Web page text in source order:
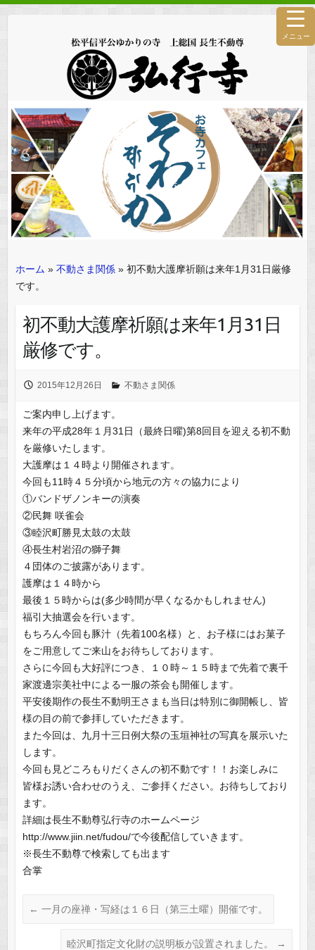
ホーム » 不動さま関係» 初不動大護摩祈願は来年1月31日厳修
です。
初不動大護摩祈願は来年1月31日
厳修です。
2015年12月26日 不動さま関係
ご案内申し上げます。
来年の平成28年１月31日（最終日曜)第8回目を迎える初不動
を厳修いたします。
大護摩は１４時より開催されます。
今回も11時４５分頃から地元の方々の協力により
①バンドザノンキーの演奏
②民舞 咲雀会
③睦沢町勝見太鼓の太鼓
④長生村岩沼の獅子舞
４団体のご披露があります。
護摩は１４時から
最後１５時からは(多少時間が早くなるかもしれません)
福引大抽選会を行います。
もちろん今回も豚汁（先着100名様）と、お子様にはお菓子
をご用意してご来山をお待ちしております。
さらに今回も大好評につき、１０時～１５時まで先着で裏千
家渡邊宗美社中による一服の茶会も開催します。
平安後期作の長生不動明王さまも当日は特別に御開帳し、皆
様の目の前で参拝していただきます。
また今回は、九月十三日例大祭の玉垣神社の写真を展示いた
します。
今回も見どころもりだくさんの初不動です！！お楽しみに
皆様お誘い合わせのうえ、ご参拝ください。お待ちしており
ます。
詳細は長生不動尊弘行寺のホームページ
http://www.jiin.net/fudou/で今後配信していきます。
※長生不動尊で検索しても出ます
合掌
← 一月の座禅・写経は１６日（第三土曜）開催です。
睦沢町指定文化財の説明板が設置されました。 →
メニュー